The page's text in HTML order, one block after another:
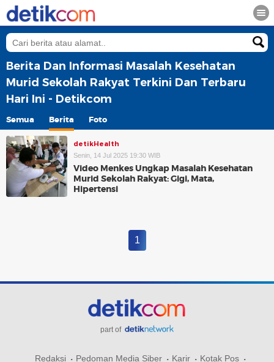
Berita Dan Informasi Masalah Kesehatan
Murid Sekolah Rakyat Terkini Dan Terbaru
Hari Ini - Detikcom
Semua Berita Foto
detikHealth
Senin, 14 Jul 2025 19:30 WIB
Video Menkes Ungkap Masalah Kesehatan
Murid Sekolah Rakyat: Gigi, Mata,
Hipertensi
1
part of
Redaksi Pedoman Media Siber Karir
Kotak Pos